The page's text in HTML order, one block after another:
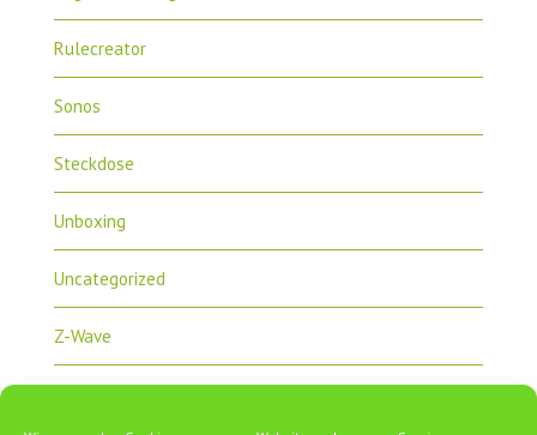
Rulecreator
Sonos
Steckdose
Unboxing
Uncategorized
Z-Wave